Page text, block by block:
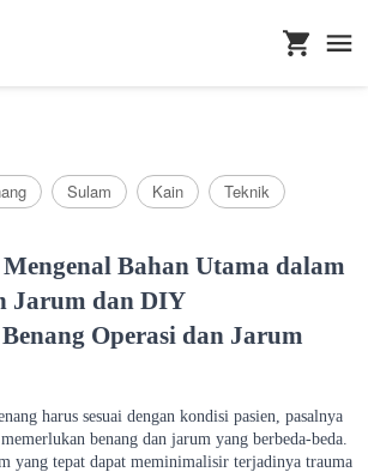
Sulam Kain Teknik
Bahan Utama dalam
Jarum dan DIY
Operasi dan Jarum
harus sesuai dengan kondisi pasien, pasalnya
benang dan jarum yang berbeda-beda.
yang tepat dapat meminimalisir terjadinya trauma